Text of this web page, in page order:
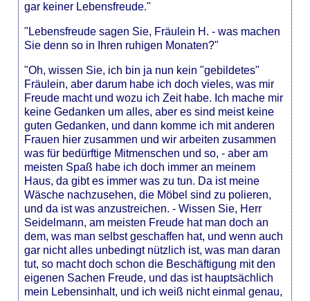
gar keiner Lebensfreude."
"Lebensfreude sagen Sie, Fräulein H. - was machen
Sie denn so in Ihren ruhigen Monaten?"
"Oh, wissen Sie, ich bin ja nun kein "gebildetes"
Fräulein, aber darum habe ich doch vieles, was mir
Freude macht und wozu ich Zeit habe. Ich mache mir
keine Gedanken um alles, aber es sind meist keine
guten Gedanken, und dann komme ich mit anderen
Frauen hier zusammen und wir arbeiten zusammen
was für bedürftige Mitmenschen und so, - aber am
meisten Spaß habe ich doch immer an meinem
Haus, da gibt es immer was zu tun. Da ist meine
Wäsche nachzusehen, die Möbel sind zu polieren,
und da ist was anzustreichen. - Wissen Sie, Herr
Seidelmann, am meisten Freude hat man doch an
dem, was man selbst geschaffen hat, und wenn auch
gar nicht alles unbedingt nützlich ist, was man daran
tut, so macht doch schon die Beschäftigung mit den
eigenen Sachen Freude, und das ist hauptsächlich
mein Lebensinhalt, und ich weiß nicht einmal genau,